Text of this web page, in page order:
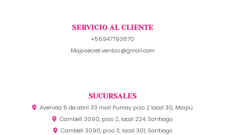
SERVICIO AL CLIENTE
+56947793870
Majosecret.ventas@gmail.com
SUCURSALES
Avenida 5 de abril 33 mall Pumay piso 2 local 30, Maipú
Cambell 3090, piso 2, local 224, Santiago.
Cambell 3090, piso 3, local 301, Santiago